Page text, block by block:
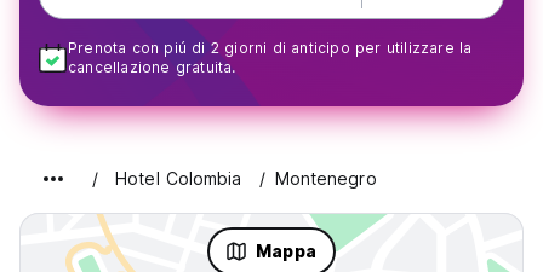
Prenota con piú di 2 giorni di anticipo per utilizzare la
cancellazione gratuita.
Hotel Colombia Montenegro
Mappa